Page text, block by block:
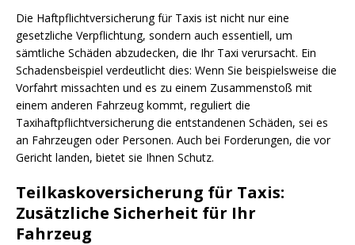
Die Haftpflichtversicherung für Taxis ist nicht nur eine
gesetzliche Verpflichtung, sondern auch essentiell, um
sämtliche Schäden abzudecken, die Ihr Taxi verursacht. Ein
Schadensbeispiel verdeutlicht dies: Wenn Sie beispielsweise die
Vorfahrt missachten und es zu einem Zusammenstoß mit
einem anderen Fahrzeug kommt, reguliert die
Taxihaftpflichtversicherung die entstandenen Schäden, sei es
an Fahrzeugen oder Personen. Auch bei Forderungen, die vor
Gericht landen, bietet sie Ihnen Schutz.
Teilkaskoversicherung für Taxis:
Zusätzliche Sicherheit für Ihr
Fahrzeug